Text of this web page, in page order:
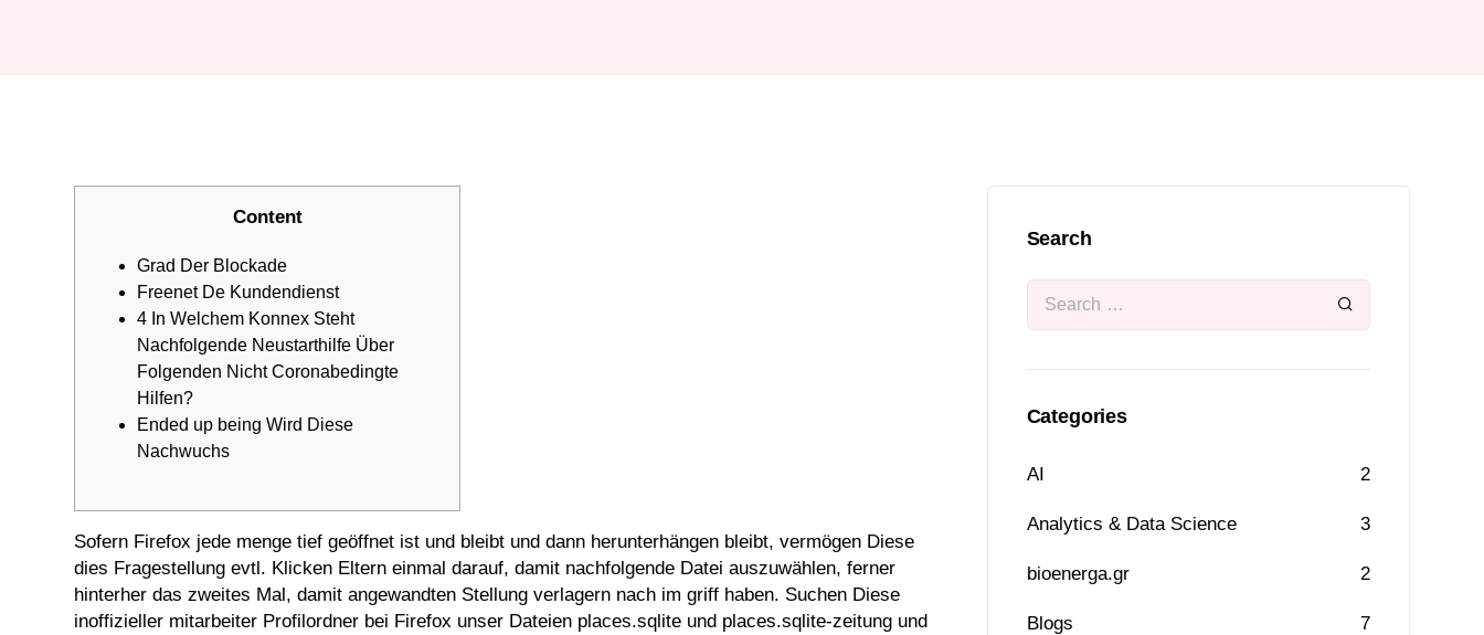
Content
Grad Der Blockade
Freenet De Kundendienst
4 In Welchem Konnex Steht
Nachfolgende Neustarthilfe Über
Folgenden Nicht Coronabedingte
Hilfen?
Ended up being Wird Diese
Nachwuchs
Sofern Firefox jede menge tief geöffnet ist und bleibt und dann herunterhängen bleibt, vermögen Diese
dies Fragestellung evtl. Klicken Eltern einmal darauf, damit nachfolgende Datei auszuwählen, ferner
hinterher das zweites Mal, damit angewandten Stellung verlagern nach im griff haben. Suchen Diese
inoffizieller mitarbeiter Profilordner bei Firefox unser Dateien places.sqlite und places.sqlite-zeitung und
Search
Categories
AI 2
Analytics & Data Science 3
bioenerga.gr 2
Blogs 7